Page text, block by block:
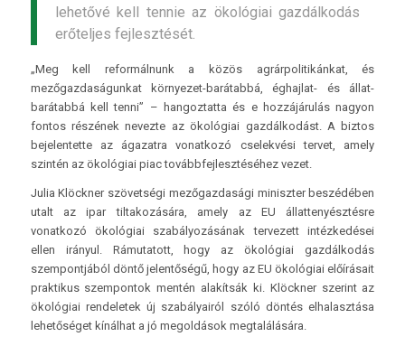
lehetővé kell tennie az ökológiai gazdálkodás
erőteljes fejlesztését.
„Meg kell reformálnunk a közös agrárpolitikánkat, és
mezőgazdaságunkat környezet-barátabbá, éghajlat- és állat-
barátabbá kell tenni” – hangoztatta és e hozzájárulás nagyon
fontos részének nevezte az ökológiai gazdálkodást. A biztos
bejelentette az ágazatra vonatkozó cselekvési tervet, amely
szintén az ökológiai piac továbbfejlesztéséhez vezet.
Julia Klöckner szövetségi mezőgazdasági miniszter beszédében
utalt az ipar tiltakozására, amely az EU állattenyésztésre
vonatkozó ökológiai szabályozásának tervezett intézkedései
ellen irányul. Rámutatott, hogy az ökológiai gazdálkodás
szempontjából döntő jelentőségű, hogy az EU ökológiai előírásait
praktikus szempontok mentén alakítsák ki. Klöckner szerint az
ökológiai rendeletek új szabályairól szóló döntés elhalasztása
lehetőséget kínálhat a jó megoldások megtalálására.